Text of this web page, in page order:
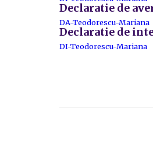
Declaratie de
DA-Teodorescu-Mariana
Declaratie de
DI-Teodorescu-Mariana